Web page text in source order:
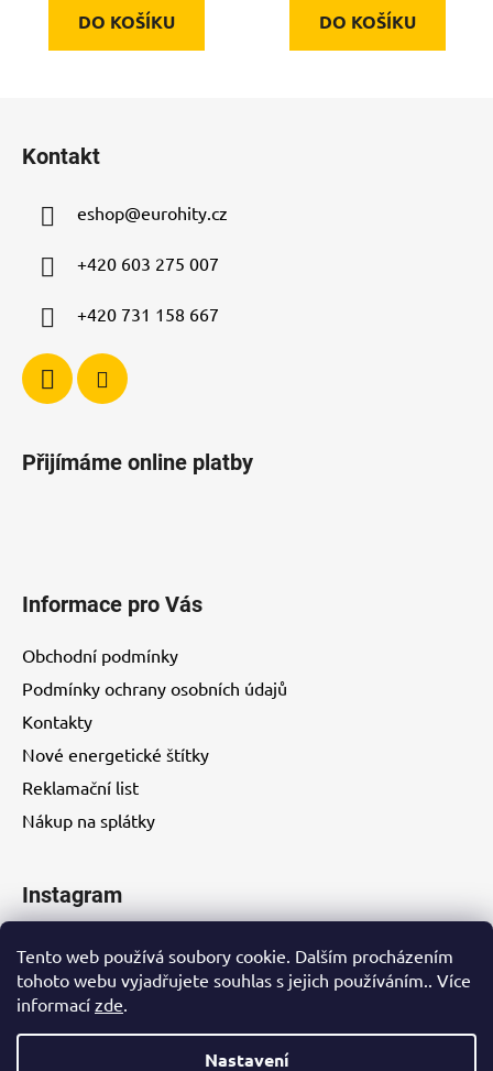
Tento web používá soubory cookie. Dalším procházením
tohoto webu vyjadřujete souhlas s jejich používáním.. Více
informací zde.
Nastavení
DO KOŠÍKU DO KOŠÍKU
Kontakt
eshop@eurohity.cz
+420 603 275 007
+420 731 158 667
Přijímáme online platby
Informace pro Vás
Obchodní podmínky
Podmínky ochrany osobních údajů
Kontakty
Nové energetické štítky
Reklamační list
Nákup na splátky
Instagram